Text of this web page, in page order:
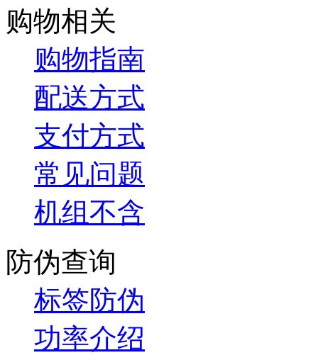
购物相关
购物指南
配送方式
支付方式
常见问题
机组不含
防伪查询
标签防伪
功率介绍